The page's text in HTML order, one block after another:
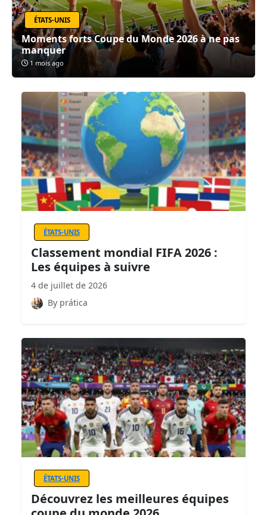
ÉTATS-UNIS
Moments forts Coupe du Monde 2026 à ne pas
manquer
1 mois ago
ÉTATS-UNIS
Classement mondial FIFA 2026 :
Les équipes à suivre
4 de juillet de 2026
By prática
ÉTATS-UNIS
Découvrez les meilleures équipes